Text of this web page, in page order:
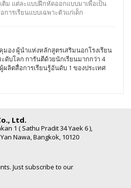
ม แต่ละแบบฝึกหัดออกแบบมาเพื่อเป็น
ารเรียนแบบเฉพาะตัวแก่เด็ก
อง ผู้นำแห่งหลักสูตรเสริมนอกโรงเรียน
บโลก การันตีด้วยนักเรียนมากกว่า 4
ลิตสื่อการเรียนรู้อันดับ 1 ของประเทศ
Ltd.
1 ( Sathu Pradit 34 Yaek 6 ),
Nawa, Bangkok, 10120
Just subscribe to our